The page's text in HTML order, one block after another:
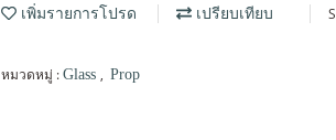
เพิ่มรายการโปรด เปรียบเทียบ
หมวดหมู่ : Glass , Prop